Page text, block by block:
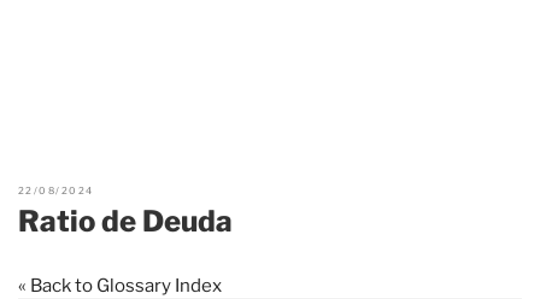
22/08/2024
Ratio de Deuda
« Back to Glossary Index